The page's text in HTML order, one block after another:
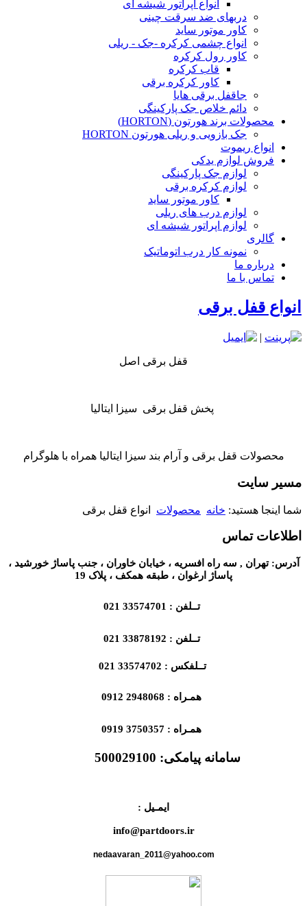
انواع اپراتور شیشه ای
دربهای ضد سرقت چینی
کاور موتور ساید
انواع چشمی کرکره -جک - ریلی
کاور رول کرکره
قاب کرکره
کاور کرکره برقی
جاقفل برقی هایا
دائم خلاص جک پارکینگی
محصولات برند هورتون (HORTON)
جک بازویی و ریلی هورتون HORTON
انواع ریموت
فروش لوازم یدکی
لوازم جک پارکینگی
لوازم کرکره برقی
کاور موتور ساید
لوازم درب های ریلی
لوازم اپراتور شیشه ای
گالری
نمونه کار درب اتوماتیک
درباره ما
تماس با ما
انواع قفل برقی
|
قفل برقی اصل
پخش قفل برقی سیزا ایتالیا
محصولات قفل برقی و آرام بند سیزا ایتالیا همراه با هلوگرام
مسیر سایت
شما اینجا هستید: خانه محصولات انواع قفل برقی
اطلاعات تماس
آدرس: تهران , سه راه افسریه ، خیابان خاوران ، جنب پاساژ خورشید ،
پاساژ ارغوان ، طبقه همکف ، پلاک 19
تــلفن : 33574701 021
تــلفن : 33878192 021
تــلفکس : 33574702 021
همـراه : 2948068 0912
همـراه : 3750357 0919
سامانه پیامکی: 500029100
ایمـیل :
info@partdoors.ir
nedaavaran_2011@yahoo.com